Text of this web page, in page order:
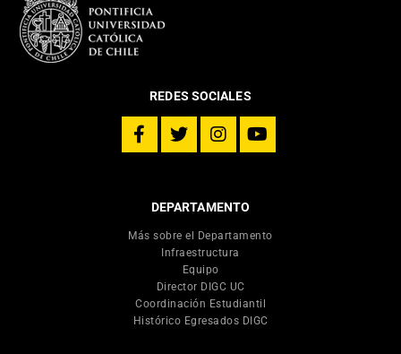
REDES SOCIALES
DEPARTAMENTO
Más sobre el Departamento
Infraestructura
Equipo
Director DIGC UC
Coordinación Estudiantil
Histórico Egresados DIGC